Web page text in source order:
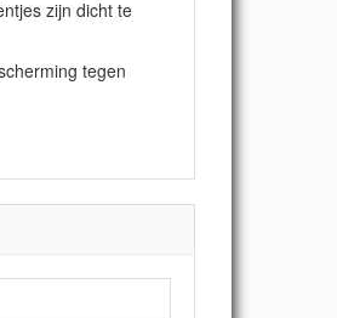
zijn dicht te
tegen